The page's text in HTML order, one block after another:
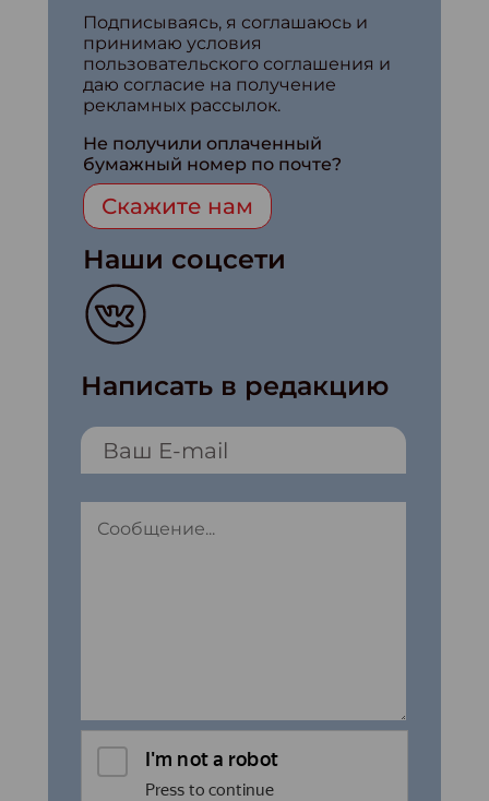
Подписываясь, я соглашаюсь и
принимаю условия
пользовательского соглашения и
даю согласие на получение
рекламных рассылок.
Не получили оплаченный
бумажный номер по почте?
Скажите нам
Наши соцсети
Написать в редакцию